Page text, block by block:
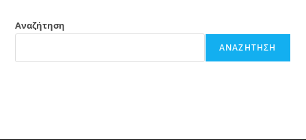
Αναζήτηση
ΑΝΑΖΉΤΗΣΗ